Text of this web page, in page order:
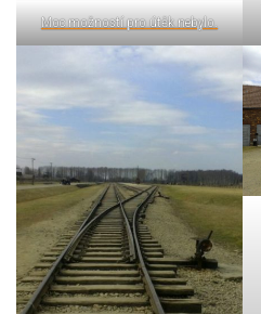
Moc možností pro útěk nebylo.